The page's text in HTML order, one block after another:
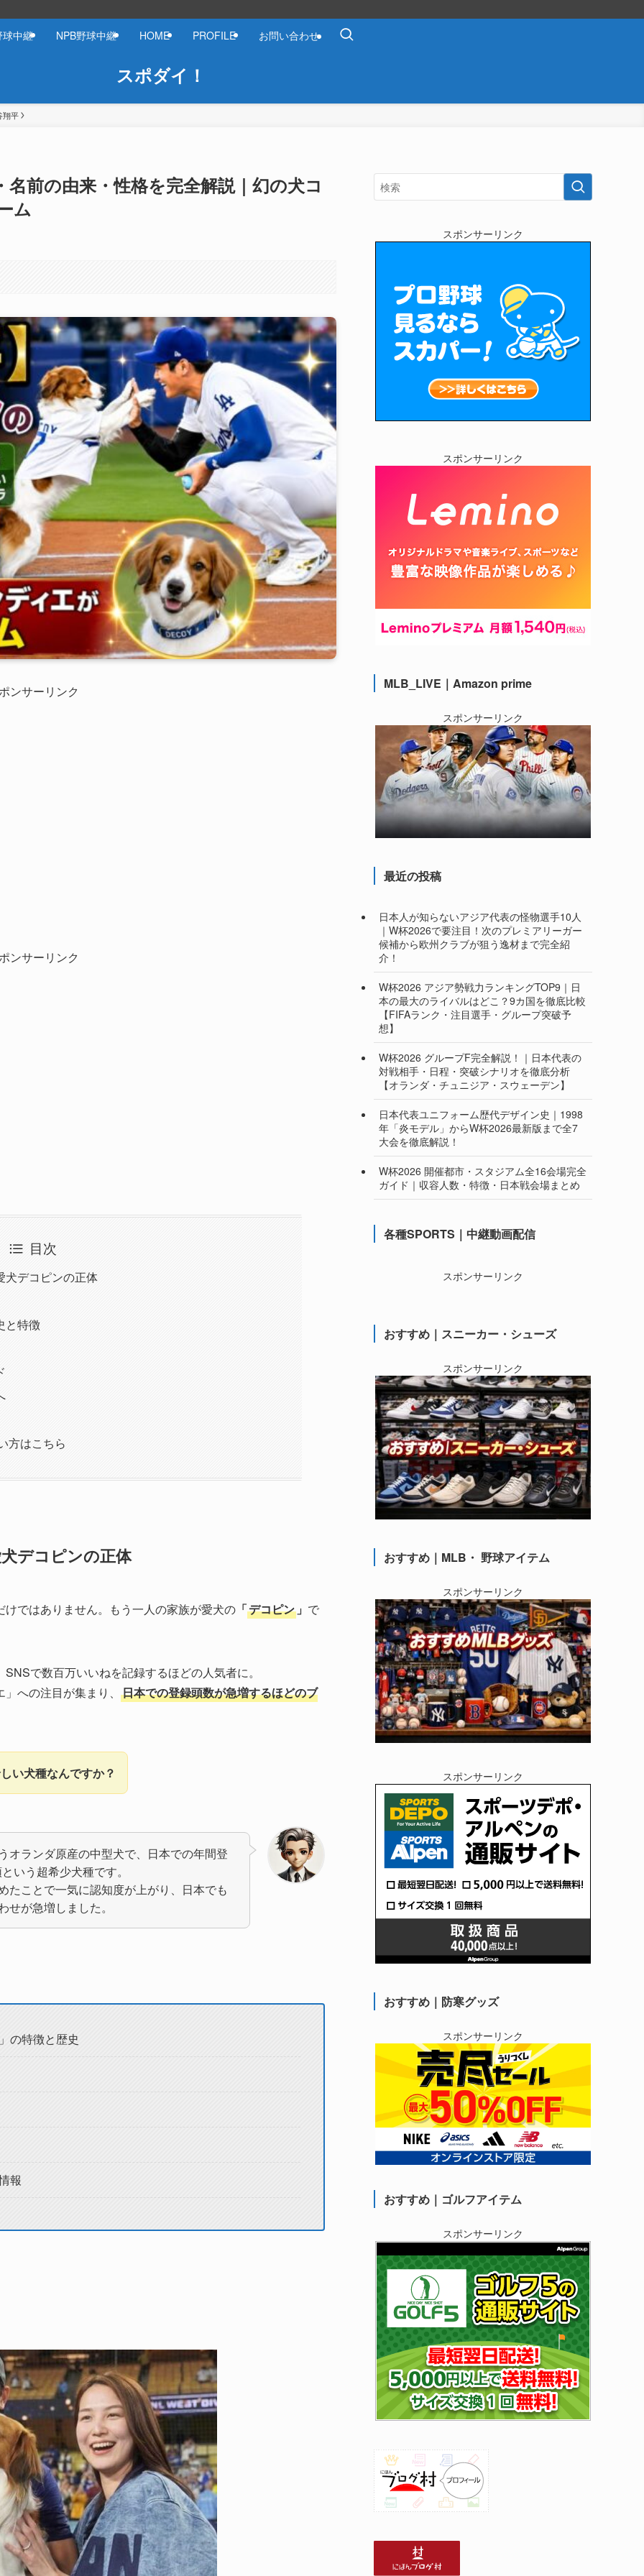
スポダイ！
中継 NPB野球中継 HOME PROFILE お問い合わせ
翔平
前の由来・性格を完全解説｜幻の犬コ
ム
ンサーリンク
ンサーリンク
目次
デコピンの正体
と特徴
方はこちら
デコピンの正体
ではありません。もう一人の家族が愛犬の 「デコピン 」 で
で数百万いいねを記録するほどの人気者に。
への注目が集まり、 日本での登録頭数が急増するほどのブ
い犬種なんですか？
オランダ原産の中型犬で、日本での年間登
いう超希少犬種です。
たことで一気に認知度が上がり、日本でも
が急増しました。
の特徴と歴史
報
スポンサーリンク
スポンサーリンク
MLB_LIVE｜Amazon prime
スポンサーリンク
最近の投稿
日本人が知らないアジア代表の怪物選手10人
｜W杯2026で要注目！次のプレミアリーガー
候補から欧州クラブが狙う逸材まで完全紹
介！
W杯2026 アジア勢戦力ランキングTOP9｜日
本の最大のライバルはどこ？9カ国を徹底比較
【FIFAランク・注目選手・グループ突破予
想】
W杯2026 グループF完全解説！｜日本代表の
対戦相手・日程・突破シナリオを徹底分析
【オランダ・チュニジア・スウェーデン】
日本代表ユニフォーム歴代デザイン史｜1998
年「炎モデル」からW杯2026最新版まで全7
大会を徹底解説！
W杯2026 開催都市・スタジアム全16会場完全
ガイド｜収容人数・特徴・日本戦会場まとめ
各種SPORTS｜中継動画配信
スポンサーリンク
おすすめ｜スニーカー・シューズ
スポンサーリンク
おすすめ｜MLB・ 野球アイテム
スポンサーリンク
スポンサーリンク
おすすめ｜防寒グッズ
スポンサーリンク
おすすめ｜ゴルフアイテム
スポンサーリンク